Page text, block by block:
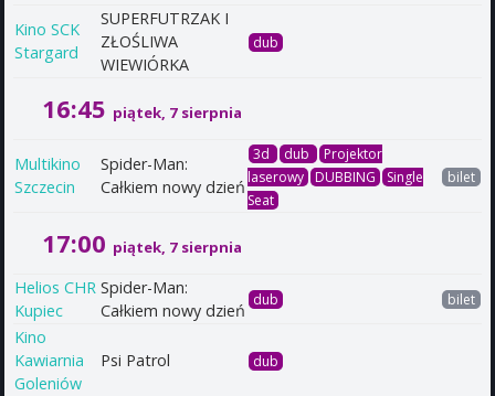
Kino SCK
Stargard
SUPERFUTRZAK I
ZŁOŚLIWA
WIEWIÓRKA
dub
16:45 piątek, 7 sierpnia
Multikino
Szczecin
Spider-Man:
Całkiem nowy dzień
3d dub
Projektor
laserowy
DUBBING
Single
Seat
bilet
17:00 piątek, 7 sierpnia
Helios CHR
Kupiec
Spider-Man:
Całkiem nowy dzień
dub bilet
Kino
Kawiarnia
Goleniów
Psi Patrol dub